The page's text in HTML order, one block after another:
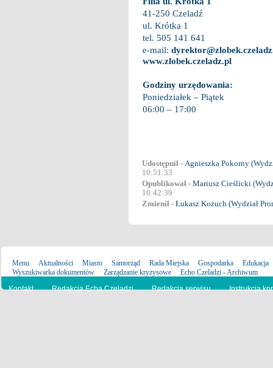
41-250 Czeladź
ul. Krótka 1
tel. 505 141 641
e-mail:
www.zlobek.czeladz.pl
Godziny urzędowania:
Poniedziałek – Piątek
06:00 – 17:00
Udostępnił - Agnieszka Pokorny
10:51:33
Opublikował - Mariusz Cieślicki
10:42:39
Zmienił - Łukasz Kożuch (Wydział
Menu Aktualności Miasto Samorząd Rada Miejska Gospodarka
Edukacja
Wyszukiwarka dokumentów
Zarządzanie kryzysowe
Echo Czeladzi - Archiwum
Kontakt
Redakcja Echa Czeladzi Redakcja serwisu Instrukcja